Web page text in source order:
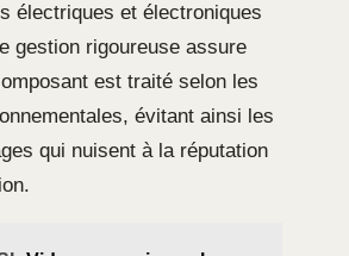
électriques et électroniques
gestion rigoureuse assure
est traité selon les
évitant ainsi les
qui nuisent à la réputation